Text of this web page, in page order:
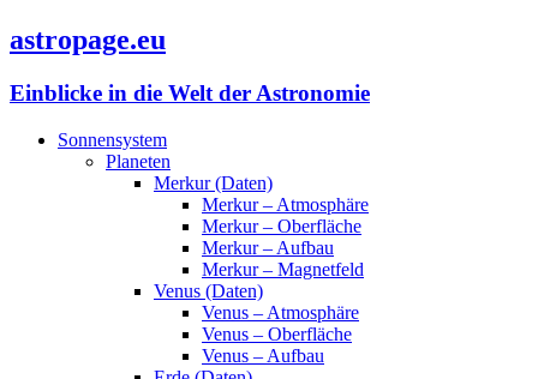
astropage.eu
Einblicke in die Welt der Astronomie
Sonnensystem
Planeten
Merkur (Daten)
Merkur – Atmosphäre
Merkur – Oberfläche
Merkur – Aufbau
Merkur – Magnetfeld
Venus (Daten)
Venus – Atmosphäre
Venus – Oberfläche
Venus – Aufbau